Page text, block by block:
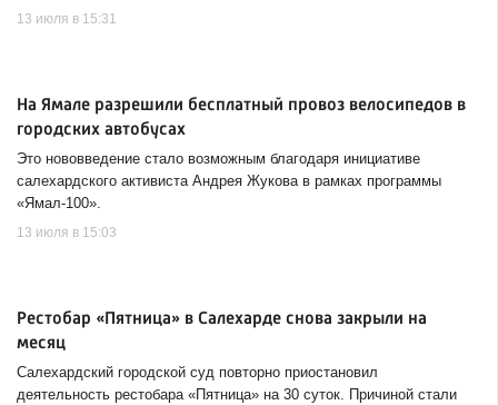
13 июля в 15:31
На Ямале разрешили бесплатный провоз велосипедов в
городских автобусах
Это нововведение стало возможным благодаря инициативе
салехардского активиста Андрея Жукова в рамках программы
«Ямал-100».
13 июля в 15:03
Рестобар «Пятница» в Салехарде снова закрыли на
месяц
Салехардский городской суд повторно приостановил
деятельность рестобара «Пятница» на 30 суток. Причиной стали